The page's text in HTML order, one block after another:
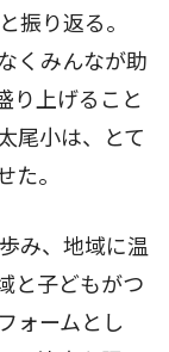
振り返る。
くみんなが助
り上げること
尾小は、とて
た。
み、地域に温
と子どもがつ
ォームとし